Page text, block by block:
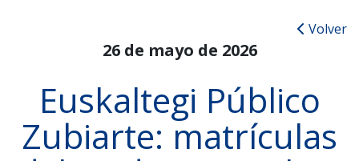
Volver
26 de mayo de 2026
Euskaltegi Público
Zubiarte: matrículas